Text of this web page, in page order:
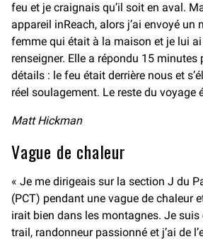
feu et je craignais qu’il soit en aval.
appareil inReach, alors j’ai envoyé un
femme qui était à la maison et je lui
renseigner. Elle a répondu 15 minutes
détails : le feu était derrière nous et
réel soulagement. Le reste du voyage
Matt Hickman
Vague de chaleur
« Je me dirigeais sur la section J du
(PCT) pendant une vague de chaleur
irait bien dans les montagnes. Je suis
trail, randonneur passionné et j’ai de